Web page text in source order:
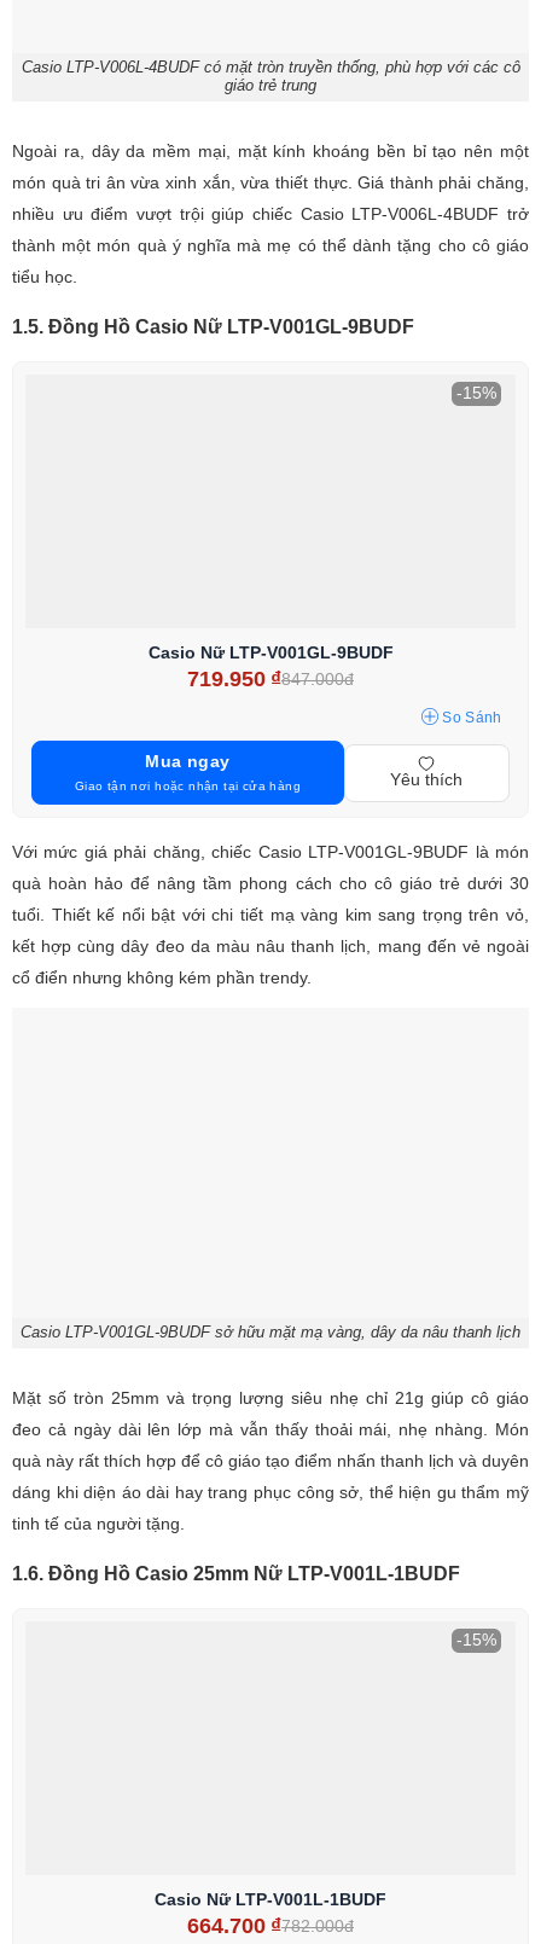
Casio LTP-V006L-4BUDF có mặt tròn truyền thống, phù hợp với các cô
giáo trẻ trung
Ngoài ra, dây da mềm mại, mặt kính khoáng bền bỉ tạo nên một
món quà tri ân vừa xinh xắn, vừa thiết thực. Giá thành phải chăng,
nhiều ưu điểm vượt trội giúp chiếc Casio LTP-V006L-4BUDF trở
thành một món quà ý nghĩa mà mẹ có thể dành tặng cho cô giáo
tiểu học.
1.5. Đồng Hồ Casio Nữ LTP-V001GL-9BUDF
-15%
Casio Nữ LTP-V001GL-9BUDF
719.950 ₫847.000đ
So Sánh
Mua ngay
Giao tận nơi hoặc nhận tại cửa hàng Yêu thích
Với mức giá phải chăng, chiếc Casio LTP-V001GL-9BUDF là món
quà hoàn hảo để nâng tầm phong cách cho cô giáo trẻ dưới 30
tuổi. Thiết kế nổi bật với chi tiết mạ vàng kim sang trọng trên vỏ,
kết hợp cùng dây đeo da màu nâu thanh lịch, mang đến vẻ ngoài
cổ điển nhưng không kém phần trendy.
Casio LTP-V001GL-9BUDF sở hữu mặt mạ vàng, dây da nâu thanh lịch
Mặt số tròn 25mm và trọng lượng siêu nhẹ chỉ 21g giúp cô giáo
đeo cả ngày dài lên lớp mà vẫn thấy thoải mái, nhẹ nhàng. Món
quà này rất thích hợp để cô giáo tạo điểm nhấn thanh lịch và duyên
dáng khi diện áo dài hay trang phục công sở, thể hiện gu thẩm mỹ
tinh tế của người tặng.
1.6. Đồng Hồ Casio 25mm Nữ LTP-V001L-1BUDF
-15%
Casio Nữ LTP-V001L-1BUDF
664.700 ₫782.000đ